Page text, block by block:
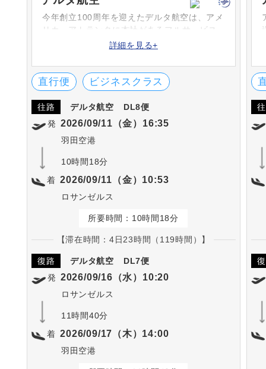
今年創立100周年を迎えたデルタ航空は、アメ
リカ・アトランタに本社があるフルサービス
キャリアです。羽田空港からはアメリカ本土5
ットワークでお乗り継ぎも便利です。
詳細を見る+
直行便 ビジネスクラス
往路 デルタ航空
DL8便
発 2026/09/11（金）16:35
羽田空港
10時間18分
着 2026/09/11（金）10:53
ロサンゼルス
所要時間：10時間18分
【滞在時間：4日23時間（119時間）】
復路 デルタ航空
DL7便
発 2026/09/16（水）10:20
ロサンゼルス
11時間40分
着 2026/09/17（木）14:00
羽田空港